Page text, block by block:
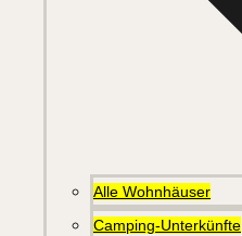
Alle Wohnhäuser
Camping-Unterkünfte